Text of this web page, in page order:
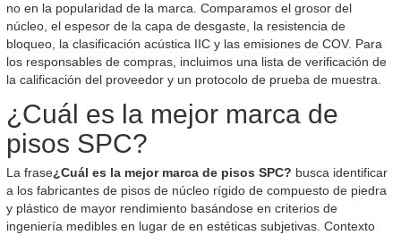
no en la popularidad de la marca. Comparamos el grosor del
núcleo, el espesor de la capa de desgaste, la resistencia de
bloqueo, la clasificación acústica IIC y las emisiones de COV. Para
los responsables de compras, incluimos una lista de verificación de
la calificación del proveedor y un protocolo de prueba de muestra.
¿Cuál es la mejor marca de
pisos SPC?
La frase¿Cuál es la mejor marca de pisos SPC? busca identificar
a los fabricantes de pisos de núcleo rígido de compuesto de piedra
y plástico de mayor rendimiento basándose en criterios de
ingeniería medibles en lugar de en estéticas subjetivas. Contexto